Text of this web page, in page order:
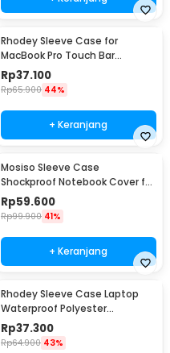
Rhodey Sleeve Case for
MacBook Pro Touch Bar
Neoprene with Pouch 13 Inch -
YG6005
Rp37.100
Rp65.900 44%
+ Keranjang
Mosiso Sleeve Case
Shockproof Notebook Cover for
Laptop 13 Inch - C0412
Rp59.600
Rp99.900 41%
+ Keranjang
Rhodey Sleeve Case Laptop
Waterproof Polyester
Neoprene Bag 11/12 Inch - L123F
Rp37.300
Rp64.900 43%